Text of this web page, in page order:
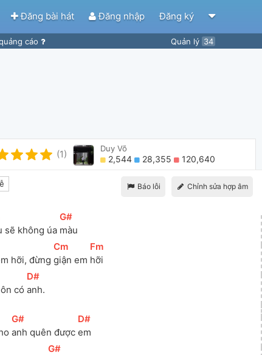
Đăng bài hát Đăng nhập Đăng ký
cáo Quản lý 34
(1)
Duy Võ
2,544 28,355 120,640
Báo lỗi Chỉnh sửa hợp âm
sẽ không úa
[
G#
màu
hỡi, đừng
[
Cm
giận em
[Fm
hỡi
có
[D#
anh.
[
G#
anh quên được
[D#
em
[
G#